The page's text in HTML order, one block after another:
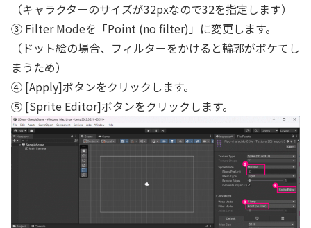
（キャラクターのサイズが32pxなので32を指定します）
③ Filter Modeを「Point (no filter)」に変更します。
（ドット絵の場合、フィルターをかけると輪郭がボケてし
まうため）
④ [Apply]ボタンをクリックします。
⑤ [Sprite Editor]ボタンをクリックします。